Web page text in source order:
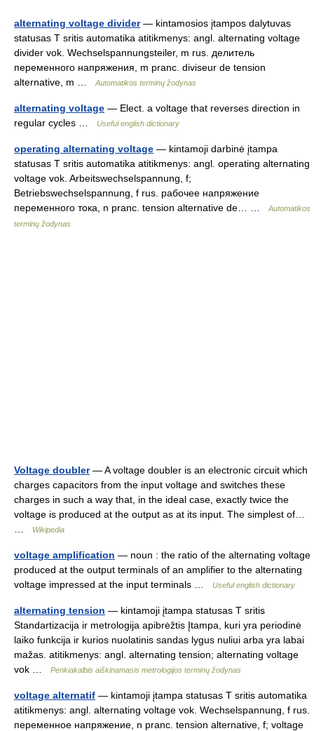
alternating voltage divider— kintamosios įtampos dalytuvas
statusas T sritis automatika atitikmenys: angl. alternating voltage
divider vok. Wechselspannungsteiler, m rus. делитель
переменного напряжения, m pranc. diviseur de tension
alternative, m …
Automatikos terminų žodynas
alternating voltage — Elect. a voltage that reverses direction in
regular cycles …
Useful english dictionary
operating alternating voltage — kintamoji darbinė įtampa
statusas T sritis automatika atitikmenys: angl. operating alternating
voltage vok. Arbeitswechselspannung, f;
Betriebswechselspannung, f rus. рабочее напряжение
переменного тока, n pranc. tension alternative de… …
Automatikos
terminų žodynas
Voltage doubler— A voltage doubler is an electronic circuit which
charges capacitors from the input voltage and switches these
charges in such a way that, in the ideal case, exactly twice the
voltage is produced at the output as at its input. The simplest of…
Wikipedia
voltage amplification — noun : the ratio of the alternating voltage
produced at the output terminals of an amplifier to the alternating
voltage impressed at the input terminals …
Useful english dictionary
alternating tension — kintamoji įtampa statusas T sritis
Standartizacija ir metrologija apibrėžtis Įtampa, kuri yra periodinė
laiko funkcija ir kurios nuolatinis sandas lygus nuliui arba yra labai
mažas. atitikmenys: angl. alternating tension; alternating voltage
vok …
Penkiakalbis aiškinamasis metrologijos terminų žodynas
voltage alternatif — kintamoji įtampa statusas T sritis automatika
atitikmenys: angl. alternating voltage vok. Wechselspannung, f rus.
переменное напряжение, n pranc. tension alternative, f; voltage